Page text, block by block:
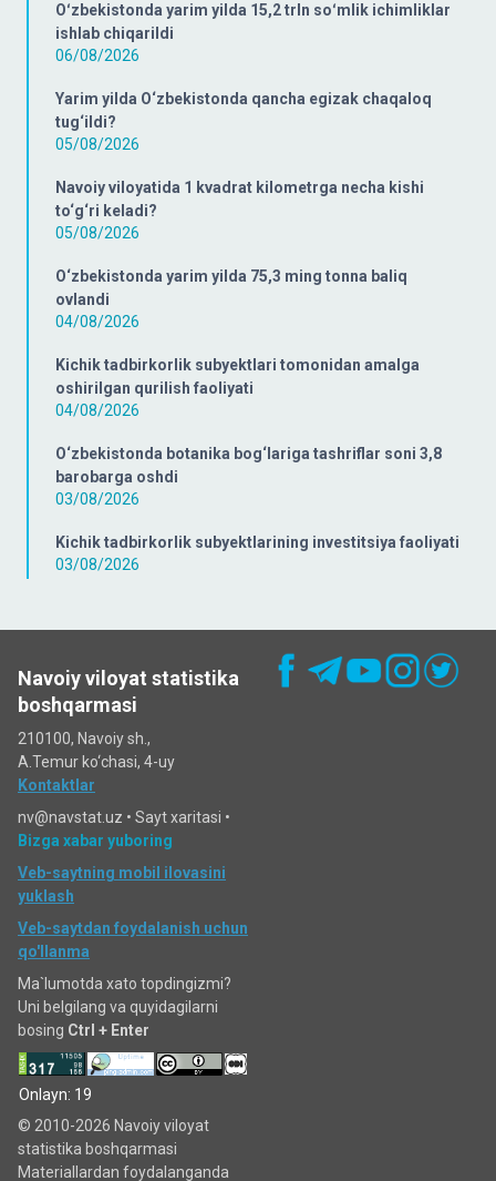
Oʻzbekistonda yarim yilda 15,2 trln soʻmlik ichimliklar
ishlab chiqarildi
06/08/2026
Yarim yilda O‘zbekistonda qancha egizak chaqaloq
tug‘ildi?
05/08/2026
Navoiy viloyatida 1 kvadrat kilometrga necha kishi
to‘g‘ri keladi?
05/08/2026
O‘zbekistonda yarim yilda 75,3 ming tonna baliq
ovlandi
04/08/2026
Kichik tadbirkorlik subyektlari tomonidan amalga
oshirilgan qurilish faoliyati
04/08/2026
O‘zbekistonda botanika bog‘lariga tashriflar soni 3,8
barobarga oshdi
03/08/2026
Kichik tadbirkorlik subyektlarining investitsiya faoliyati
03/08/2026
Navoiy viloyat statistika
boshqarmasi
210100, Navoiy sh.,
A.Temur ko‘chаsi, 4-uy
Kontaktlar
nv@navstat.uz • Sayt xaritasi •
Bizga xabar yuboring
Veb-saytning mobil ilovasini
yuklash
Veb-saytdan foydalanish uchun
qo'llanma
Ma`lumotda xato topdingizmi?
Uni belgilang va quyidagilarni
bosing Ctrl + Enter
Onlayn: 19
© 2010-2026 Navoiy viloyat
statistika boshqarmasi
Materiallardan foydalanganda